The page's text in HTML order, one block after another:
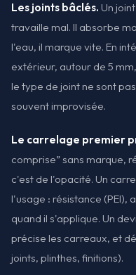
Les joints bâclés. Un
travaille mal. Il absorbe
l'eau, il marque vite. En
extérieur, autour de 5
le type de joint ne sont
souvent improvisée.
Le carrelage premier
comprise” sans marque,
c'est de l'opacité. Un
l'usage : résistance (PEI),
quand il s'applique. Un
précise les carreaux, et
joints, plinthes, finitions).